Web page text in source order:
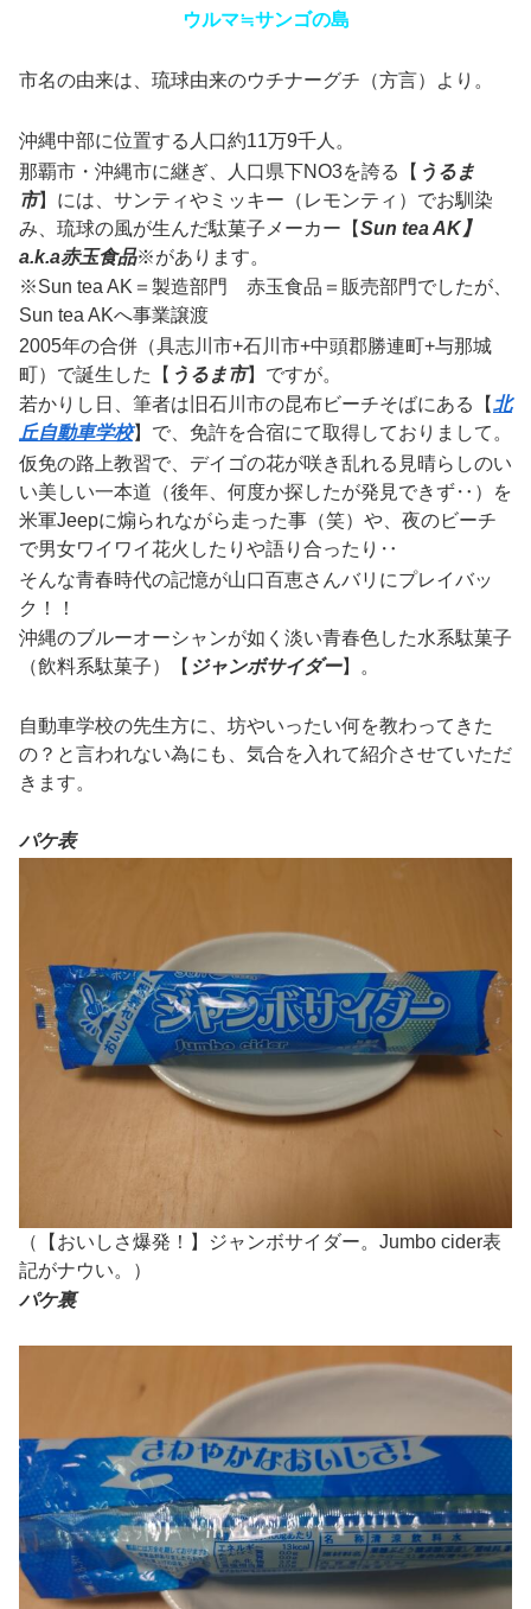
ウルマ≒サンゴの島
市名の由来は、琉球由来のウチナーグチ（方言）より。
沖縄中部に位置する人口約11万9千人。
那覇市・沖縄市に継ぎ、人口県下NO3を誇る【 うるま
市】には、サンティやミッキー（レモンティ）でお馴染
み、琉球の風が生んだ駄菓子メーカー【Sun tea AK】
a.k.a赤玉食品※があります。
※Sun tea AK＝製造部門 赤玉食品＝販売部門でしたが、
Sun tea AKへ事業譲渡
2005年の合併（具志川市+石川市+中頭郡勝連町+与那城
町）で誕生した【 うるま市】ですが。
若かりし日、筆者は 旧石川市の昆布ビーチそばにある【北
丘自動車学校】で、免許を合宿にて取得しておりまして。
仮免の路上教習で、デイゴの花が咲き乱れる見晴らしのい
い美しい一本道（後年、何度か探したが発見できず‥）を
米軍Jeepに煽られながら走った事（笑）や、夜のビーチ
で男女ワイワイ花火したりや語り合ったり‥
そんな青春時代の記憶が山口百恵さんバリにプレイバッ
ク！！
沖縄のブルーオーシャンが如く淡い青春色した水系駄菓子
（飲料系駄菓子）【 ジャンボサイダー】。
自動車学校の先生方に、坊やいったい何を教わってきた
の？と言われない為にも、気合を入れて紹介させていただ
きます。
パケ表
（【おいしさ爆発！】ジャンボサイダー。Jumbo cider表
記がナウい。）
パケ裏